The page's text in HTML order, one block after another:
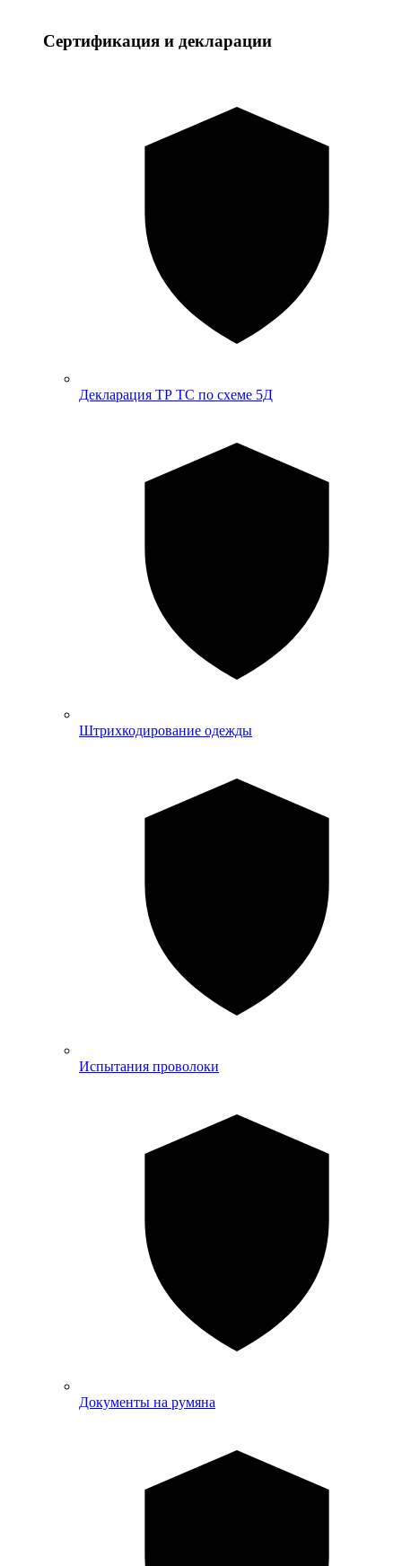
Сертификация и декларации
Декларация ТР ТС по схеме 5Д
Штрихкодирование одежды
Испытания проволоки
Документы на румяна